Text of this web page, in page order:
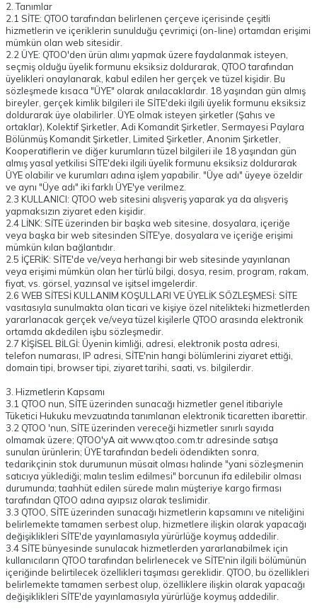
2. Tanımlar
2.1 SİTE: QTOO tarafından belirlenen çerçeve içerisinde çeşitli
hizmetlerin ve içeriklerin sunulduğu çevrimiçi (on-line) ortamdan erişimi
mümkün olan web sitesidir.
2.2 ÜYE: QTOO'den ürün alımı yapmak üzere faydalanmak isteyen,
seçmiş olduğu üyelik formunu eksiksiz doldurarak, QTOO tarafından
üyelikleri onaylanarak, kabul edilen her gerçek ve tüzel kişidir. Bu
sözleşmede kısaca "ÜYE" olarak anılacaklardır. 18 yaşından gün almış
bireyler, gerçek kimlik bilgileri ile SİTE'deki ilgili üyelik formunu eksiksiz
doldurarak üye olabilirler. ÜYE olmak isteyen şirketler (Şahıs ve
ortaklar), Kolektif Şirketler, Adi Komandit Şirketler, Sermayesi Paylara
Bölünmüş Komandit Şirketler, Limited Şirketler, Anonim Şirketler,
Kooperatiflerin ve diğer kurumların tüzel bilgileri ile 18 yaşından gün
almış yasal yetkilisi SİTE'deki ilgili üyelik formunu eksiksiz doldurarak
ÜYE olabilir ve kurumları adına işlem yapabilir. "Üye adı" üyeye özeldir
ve aynı "Üye adı" iki farklı ÜYE'ye verilmez.
2.3 KULLANICI: QTOO web sitesini alışveriş yaparak ya da alışveriş
yapmaksızın ziyaret eden kişidir.
2.4 LİNK: SİTE üzerinden bir başka web sitesine, dosyalara, içeriğe
veya başka bir web sitesinden SİTE'ye, dosyalara ve içeriğe erişimi
mümkün kılan bağlantıdır.
2.5 İÇERİK: SİTE'de ve/veya herhangi bir web sitesinde yayınlanan
veya erişimi mümkün olan her türlü bilgi, dosya, resim, program, rakam,
fiyat, vs. görsel, yazınsal ve işitsel imgelerdir.
2.6 WEB SİTESİ KULLANIM KOŞULLARI VE ÜYELİK SÖZLEŞMESİ: SİTE
vasıtasıyla sunulmakta olan ticari ve kişiye özel nitelikteki hizmetlerden
yararlanacak gerçek ve/veya tüzel kişilerle QTOO arasında elektronik
ortamda akdedilen işbu sözleşmedir.
2.7 KİŞİSEL BİLGİ: Üyenin kimliği, adresi, elektronik posta adresi,
telefon numarası, IP adresi, SİTE'nin hangi bölümlerini ziyaret ettiği,
domain tipi, browser tipi, ziyaret tarihi, saati, vs. bilgilerdir.
3. Hizmetlerin Kapsamı
3.1 QTOO nun, SİTE üzerinden sunacağı hizmetler genel itibariyle
Tüketici Hukuku mevzuatında tanımlanan elektronik ticaretten ibarettir.
3.2 QTOO 'nun, SİTE üzerinden vereceği hizmetler sınırlı sayıda
olmamak üzere; QTOO'yA aitwww.qtoo.com.tr adresinde satışa
sunulan ürünlerin; ÜYE tarafından bedeli ödendikten sonra,
tedarikçinin stok durumunun müsait olması halinde "yani sözleşmenin
satıcıya yüklediği; malın teslim edilmesi" borcunun ifa edilebilir olması
durumunda; taahhüt edilen sürede malın müşteriye kargo firması
tarafından QTOO adına ayıpsız olarak teslimidir.
3.3 QTOO, SİTE üzerinden sunacağı hizmetlerin kapsamını ve niteliğini
belirlemekte tamamen serbest olup, hizmetlere ilişkin olarak yapacağı
değişiklikleri SİTE'de yayınlamasıyla yürürlüğe koymuş addedilir.
3.4 SİTE bünyesinde sunulacak hizmetlerden yararlanabilmek için
kullanıcıların QTOO tarafından belirlenecek ve SİTE'nin ilgili bölümünün
içeriğinde belirtilecek özellikleri taşıması gereklidir. QTOO, bu özellikleri
belirlemekte tamamen serbest olup, özelliklere ilişkin olarak yapacağı
değişiklikleri SİTE'de yayınlamasıyla yürürlüğe koymuş addedilir.